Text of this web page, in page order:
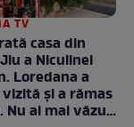
TV
casa din
a Niculinei
Loredana a
și a rămas
Nu ai mai văzut